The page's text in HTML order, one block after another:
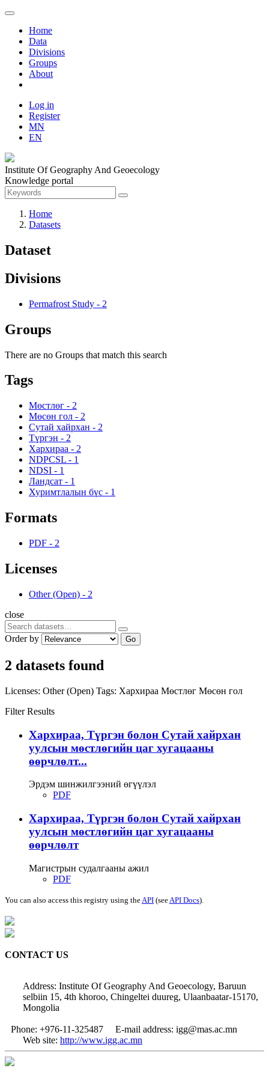
Home
Data
Divisions
Groups
About
Log in
Register
MN
EN
Institute Of Geography And Geoecology
Knowledge portal
Home
Datasets
Dataset
Divisions
Permafrost Study - 2
Groups
There are no Groups that match this search
Tags
Мөстлөг - 2
Мөсөн гол - 2
Сутай хайрхан - 2
Түргэн - 2
Хархираа - 2
NDPCSL - 1
NDSI - 1
Ландсат - 1
Хуримтлалын бүс - 1
Formats
PDF - 2
Licenses
Other (Open) - 2
close
Order by Go
2 datasets found
Licenses: Other (Open) Tags: Хархираа Мөстлөг Мөсөн гол
Filter Results
Хархираа, Түргэн болон Сутай хайрхан
уулсын мөстлөгийн цаг хугацааны
өөрчлөлт...
Эрдэм шинжилгээний өгүүлэл
PDF
Хархираа, Түргэн болон Сутай хайрхан
уулсын мөстлөгийн цаг хугацааны
өөрчлөлт
Магистрын судалгааны ажил
PDF
You can also access this registry using the API (see API Docs).
CONTACT US
Address: Institute Of Geography And Geoecology, Baruun
selbiin 15, 4th khoroo, Chingeltei duureg, Ulaanbaatar-15170,
Mongolia
Phone: +976-11-325487 E-mail address: igg@mas.ac.mn
Web site: http://www.igg.ac.mn